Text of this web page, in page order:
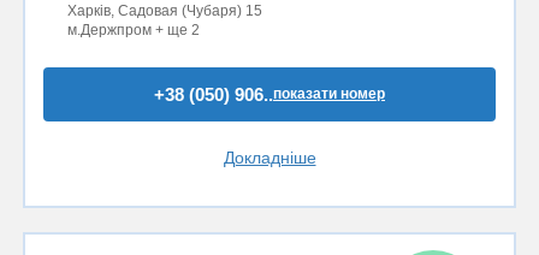
Харків, Садовая (Чубаря) 15
м.Держпром + ще 2
+38 (050) 906..показати номер
Докладніше